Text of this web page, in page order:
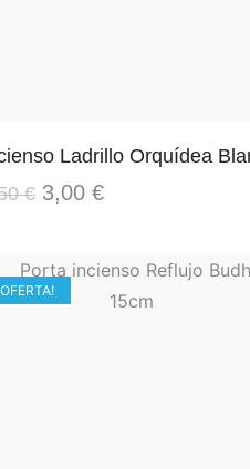
Ladrillo Orquídea
€ 3,00 €